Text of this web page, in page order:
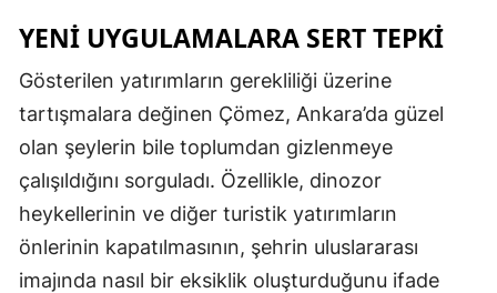
YENI UYGULAMALARA SERT TEPKI
Gösterilen yatırımların gerekliliği üzerine
tartışmalara değinen Çömez, Ankara’da güzel
olan şeylerin bile toplumdan gizlenmeye
çalışıldığını sorguladı. Özellikle, dinozor
heykellerinin ve diğer turistik yatırımların
önlerinin kapatılmasının, şehrin uluslararası
imajında nasıl bir eksiklik oluşturduğunu ifade